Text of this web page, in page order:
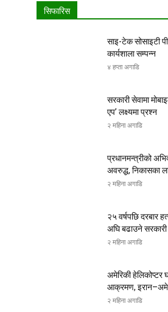
सिफारिस
साइ-टेक सोसाइटी
कार्यशाला सम्पन्न
४ हप्ता अगाडि
सरकारी सेवामा
एप’ लक्ष्यमा प्रश्न
२ महिना अगाडि
प्रधानमन्त्रीको
अवरुद्ध, निकासका
२ महिना अगाडि
२५ वर्षपछि दरबार
अघि बढाउने सरकारी
२ महिना अगाडि
अमेरिकी हेलिकोप्टर
आक्रमण,
२ महिना अगाडि